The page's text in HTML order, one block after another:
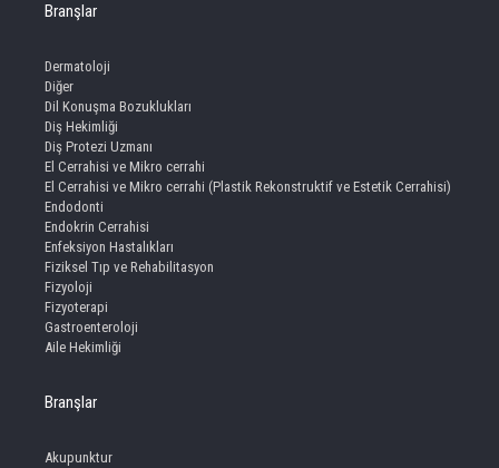
Branşlar
Dermatoloji
Diğer
Dil Konuşma Bozuklukları
Diş Hekimliği
Diş Protezi Uzmanı
El Cerrahisi ve Mikro cerrahi
El Cerrahisi ve Mikro cerrahi (Plastik Rekonstruktif ve Estetik Cerrahisi)
Endodonti
Endokrin Cerrahisi
Enfeksiyon Hastalıkları
Fiziksel Tıp ve Rehabilitasyon
Fizyoloji
Fizyoterapi
Gastroenteroloji
Aile Hekimliği
Branşlar
Akupunktur